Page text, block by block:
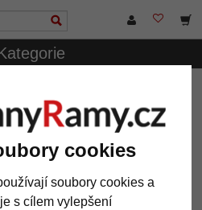
cookies
soubory cookies a
s cílem vylepšení
26 na